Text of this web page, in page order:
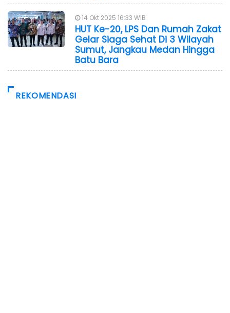
14 Okt 2025 16:33 WIB
HUT Ke-20, LPS Dan Rumah Zakat
Gelar Siaga Sehat Di 3 Wilayah
Sumut, Jangkau Medan Hingga
Batu Bara
REKOMENDASI